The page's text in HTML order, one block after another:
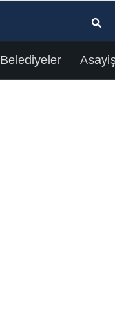
Belediyeler